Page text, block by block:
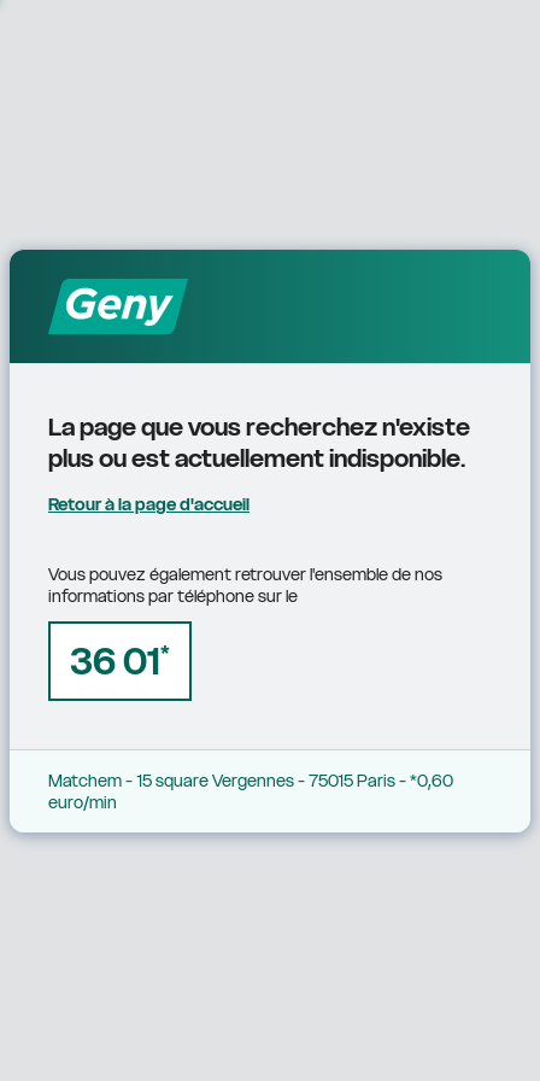
La page que vous recherchez n'existe
plus ou est actuellement indisponible.
Retour à la page d'accueil
Vous pouvez également retrouver l'ensemble de nos
informations par téléphone sur le
36 01*
Matchem - 15 square Vergennes - 75015 Paris - *0,60
euro/min